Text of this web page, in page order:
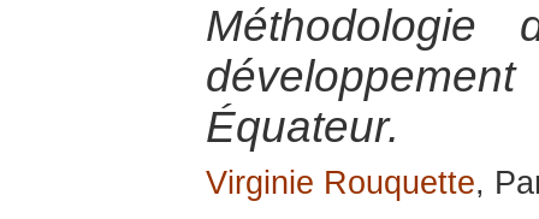
Méthodologie
Équateur.
Virginie Rouquette,